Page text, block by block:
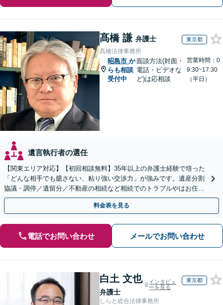
髙橋 謙 弁護士 東京都
髙橋法律事務所
昭島市 か
らも相談
受付中
面談方法(対面・
電話・ビデオな
ど)は応相談
営業時間：0
9:30~17:30
（平日）
遺言執行者の選任
【関東エリア対応】【初回相談無料】35年以上の弁護士経験で培った
「どんな相手でも臆さない、粘り強い交渉力」が強みです。遺産分割
協議・調停／遺留分／不動産の相続など相続でのトラブルやはお任せ
ください。遺言書や生前贈与など生前対策にも注力
料金表を見る
電話でお問い合わせ メールでお問い合わせ
白土 文也
弁護士
インタビュ
ーを見る
東京都
しらと総合法律事務所